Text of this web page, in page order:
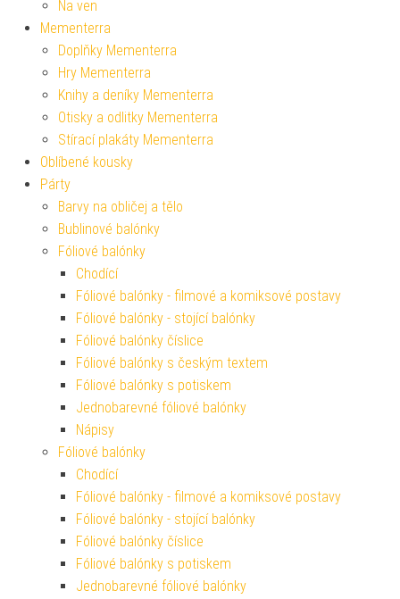
Na ven
Mementerra
Doplňky Mementerra
Hry Mementerra
Knihy a deníky Mementerra
Otisky a odlitky Mementerra
Stírací plakáty Mementerra
Oblíbené kousky
Párty
Barvy na obličej a tělo
Bublinové balónky
Fóliové balónky
Chodící
Fóliové balónky - filmové a komiksové postavy
Fóliové balónky - stojící balónky
Fóliové balónky číslice
Fóliové balónky s českým textem
Fóliové balónky s potiskem
Jednobarevné fóliové balónky
Nápisy
Fóliové balónky
Chodící
Fóliové balónky - filmové a komiksové postavy
Fóliové balónky - stojící balónky
Fóliové balónky číslice
Fóliové balónky s potiskem
Jednobarevné fóliové balónky